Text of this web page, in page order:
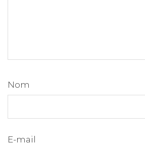
Nom
E-mail